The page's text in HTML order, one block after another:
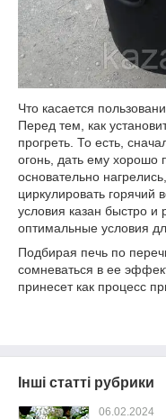
Что касается
Перед тем, как
прогреть. То есть,
огонь, дать ему хорошо
основательно
циркулировать горячий
условия казан быстро и
оптимальные условия
Подбирая печь по
сомневаться в ее
принесет как процесс
Інші статті рубрики
06.02.2024